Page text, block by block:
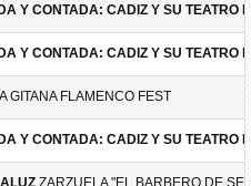
Y CONTADA: CADIZ Y SU TEATRO
Y CONTADA: CADIZ Y SU TEATRO
GITANA FLAMENCO FEST
Y CONTADA: CADIZ Y SU TEATRO
ZARZUELA "EL BARBERO DE